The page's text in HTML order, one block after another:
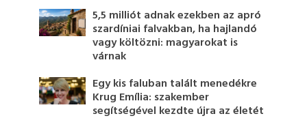
5,5 milliót adnak ezekben az apró
szardíniai falvakban, ha hajlandó
vagy költözni: magyarokat is
várnak
Egy kis faluban talált menedékre
Krug Emília: szakember
segítségével kezdte újra az életét